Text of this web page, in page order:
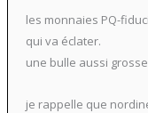
les monnaies PQ-
qui va éclater.
une bulle aussi
je rappelle que